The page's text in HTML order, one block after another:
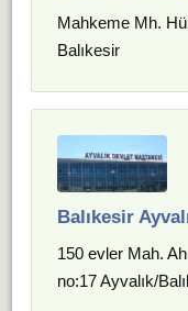
Mahkeme Mh.
Balıkesir
Balıkesir
150 evler Mah.
no:17 Ayvalık/